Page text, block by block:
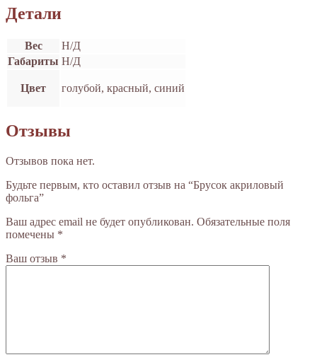
Детали
Вес
Н/Д
Габариты Н/Д
Цвет голубой, красный, синий
Отзывы
Отзывов пока нет.
Будьте первым, кто оставил отзыв на “Брусок акриловый
фольга”
Ваш адрес email не будет опубликован. Обязательные поля
помечены *
Ваш отзыв *